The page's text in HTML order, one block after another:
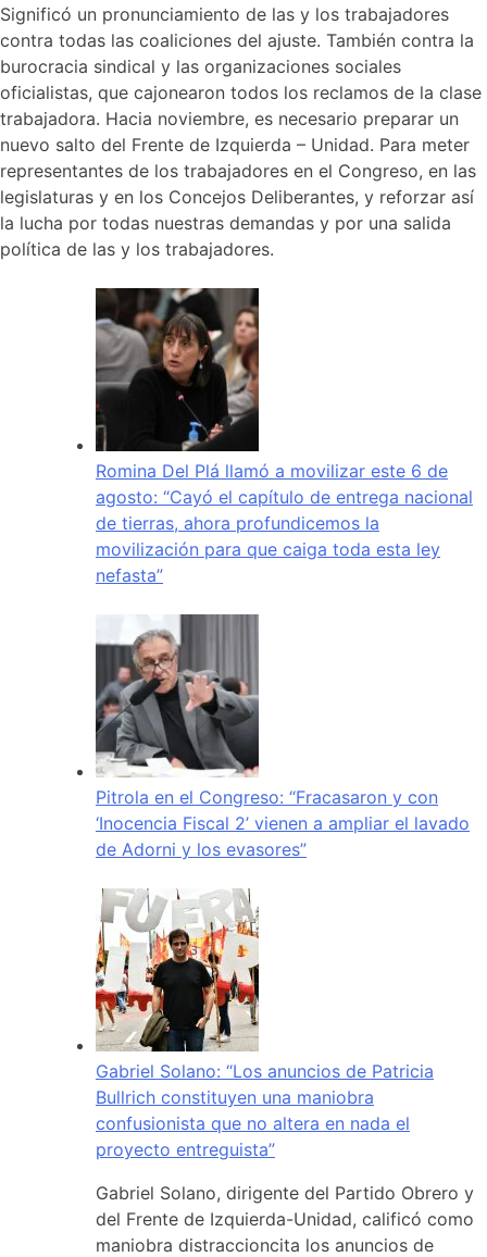
Significó un pronunciamiento de las y los trabajadores
contra todas las coaliciones del ajuste. También contra la
burocracia sindical y las organizaciones sociales
oficialistas, que cajonearon todos los reclamos de la clase
trabajadora. Hacia noviembre, es necesario preparar un
nuevo salto del Frente de Izquierda – Unidad. Para meter
representantes de los trabajadores en el Congreso, en las
legislaturas y en los Concejos Deliberantes, y reforzar así
la lucha por todas nuestras demandas y por una salida
política de las y los trabajadores.
Romina Del Plá llamó a movilizar este 6 de
agosto: “Cayó el capítulo de entrega nacional
de tierras, ahora profundicemos la
movilización para que caiga toda esta ley
nefasta”
Pitrola en el Congreso: “Fracasaron y con
‘Inocencia Fiscal 2’ vienen a ampliar el lavado
de Adorni y los evasores”
Gabriel Solano: “Los anuncios de Patricia
Bullrich constituyen una maniobra
confusionista que no altera en nada el
proyecto entreguista”
Gabriel Solano, dirigente del Partido Obrero y
del Frente de Izquierda-Unidad, calificó como
maniobra distraccioncita los anuncios de